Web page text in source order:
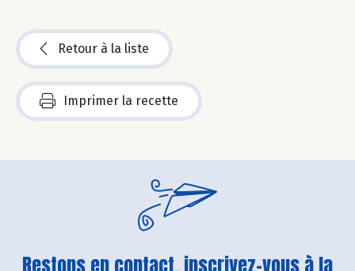
Retour à la liste
Imprimer la recette